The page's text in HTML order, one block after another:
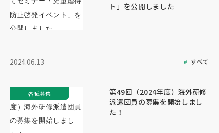
ト」を公開しました
2024.06.13 すべて
第49回（2024年度）海外研修
派遣団員の募集を開始しまし
た！
各種募集